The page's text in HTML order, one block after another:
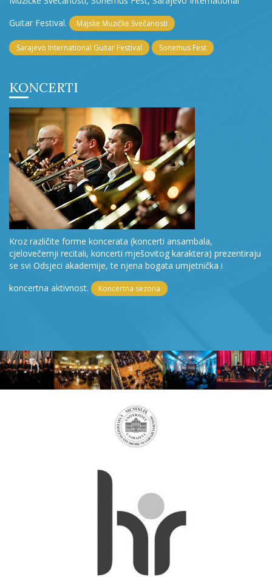
Guitar Festival.
Majske Muzičke Svečanosti
Sarajevo International Guitar Festival Sonemus Fest
KONCERTI
Kroz različite forme koncerata (koncerti ansambala,
cjelovečernji recitali, koncerti mješovitog karaktera) prezentiraju
se svi Odsjeci akademije, te njena bogata umjetnička i
koncertna aktivnost.
Koncertna sezona